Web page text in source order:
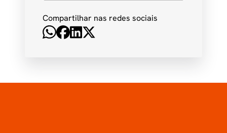
Compartilhar nas redes sociais